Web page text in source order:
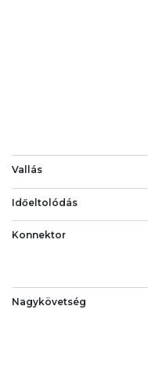
Vallás
Időeltolódás
Konnektor
Nagykövetség